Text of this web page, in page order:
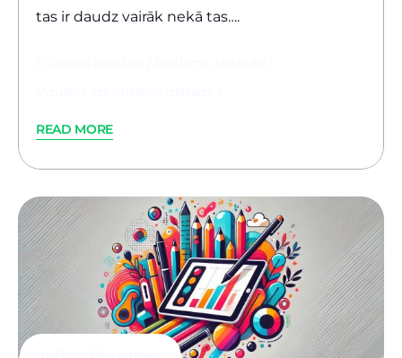
tas ir daudz vairāk nekā tas….
READ MORE